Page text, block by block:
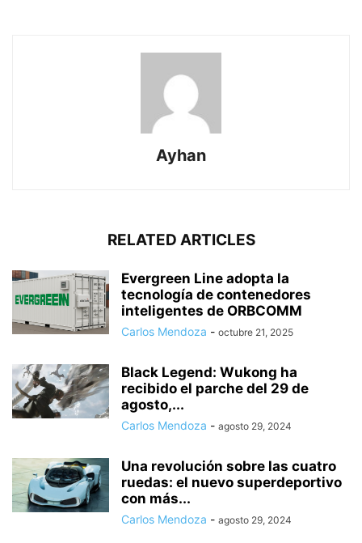
Ayhan
RELATED ARTICLES
Evergreen Line adopta la
tecnología de contenedores
inteligentes de ORBCOMM
Carlos Mendoza - octubre 21, 2025
Black Legend: Wukong ha
recibido el parche del 29 de
agosto,...
Carlos Mendoza - agosto 29, 2024
Una revolución sobre las cuatro
ruedas: el nuevo superdeportivo
con más...
Carlos Mendoza - agosto 29, 2024